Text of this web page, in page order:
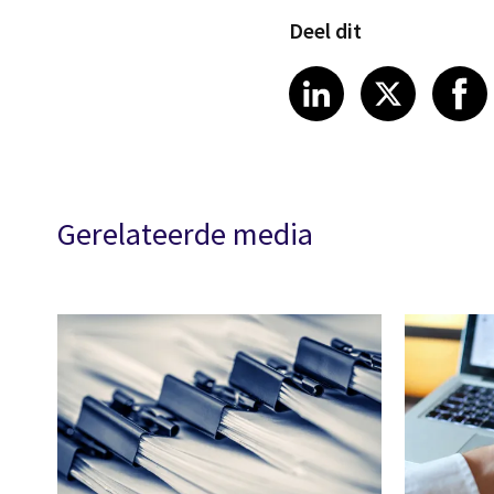
Deel dit
Share on
LinkedIn
Share
X
Gerelateerde media